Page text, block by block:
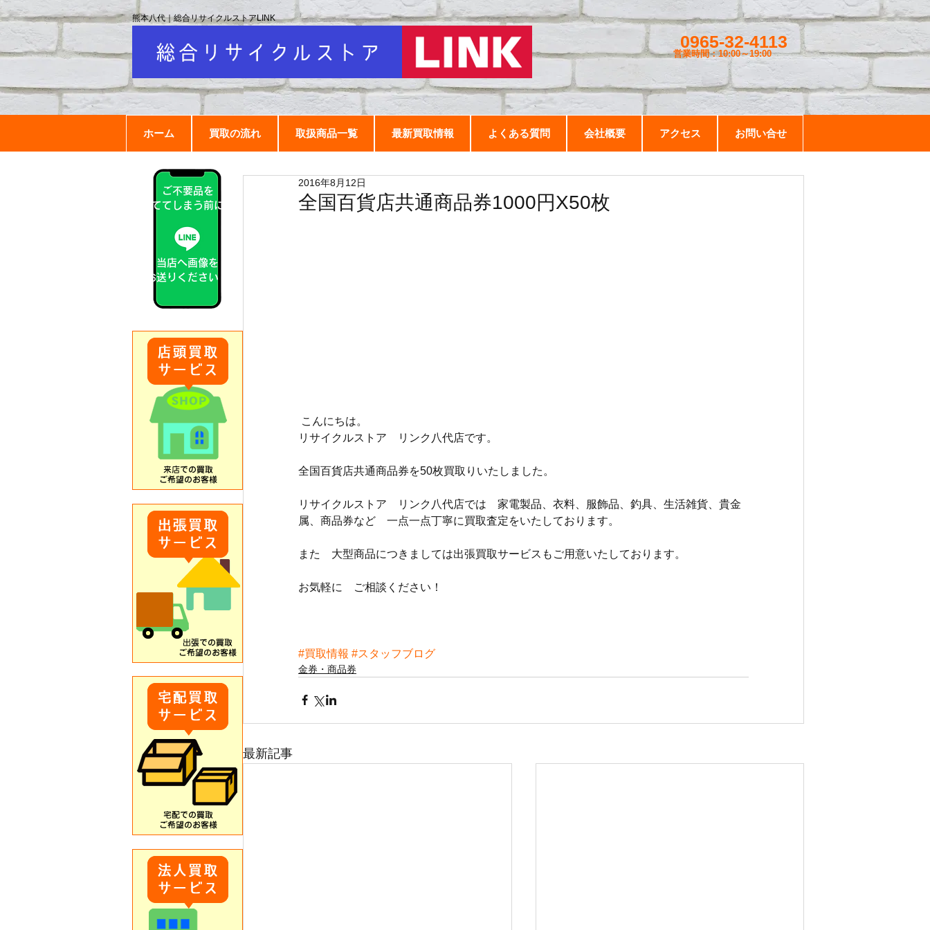
0965-32-4113
営業時間：10:00～19:00
ホーム 買取の流れ 取扱商品一覧 最新買取情報 よくある質問 会社概要 アクセス お問い合せ
熊本八代｜総合リサイクルストアLINK
全国百貨店共通商品券1000円X50枚
2016年8月12日
こんにちは。
リサイクルストア　リンク八代店です。
全国百貨店共通商品券を50枚買取りいたしました。
リサイクルストア　リンク八代店では　家電製品、衣料、服飾品、釣具、生活雑貨、貴金
属、商品券など　一点一点丁寧に買取査定をいたしております。
また　大型商品につきましては出張買取サービスもご用意いたしております。
お気軽に　ご相談ください！
#買取情報 #スタッフブログ
金券・商品券
最新記事
ご不要品を
捨ててしまう前に！
当店へ画像を
お送りください！